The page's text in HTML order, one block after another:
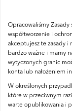
Opracowaliśmy Zasady
współtworzenie i
akceptujesz te zasady i
bardzo ważne i mamy
wytyczonych granic
konta lub nałożeniem
W określonych
które w przeciwnym
warte opublikowania i